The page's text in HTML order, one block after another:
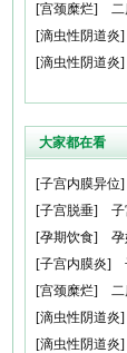
[宫颈糜烂]
[滴虫性阴道炎]
[滴虫性阴道炎]
大家都在看
[子宫内膜异位]
[子宫脱垂]
[孕期饮食]
孕
[子宫内膜炎]
[宫颈糜烂]
[滴虫性阴道炎]
[滴虫性阴道炎]